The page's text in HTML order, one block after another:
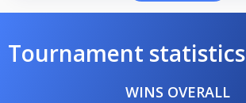
Tournament statistics
WINS OVERALL